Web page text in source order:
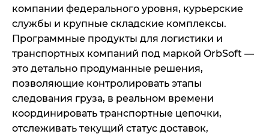
компании федерального уровня, курьерские
службы и крупные складские комплексы.
Программные продукты для логистики и
транспортных компаний под маркой OrbSoft —
это детально продуманные решения,
позволяющие контролировать этапы
следования груза, в реальном времени
координировать транспортные цепочки,
отслеживать текущий статус доставок,